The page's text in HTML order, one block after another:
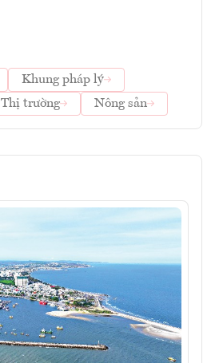
Khung pháp lý
Thị trường Nông sản